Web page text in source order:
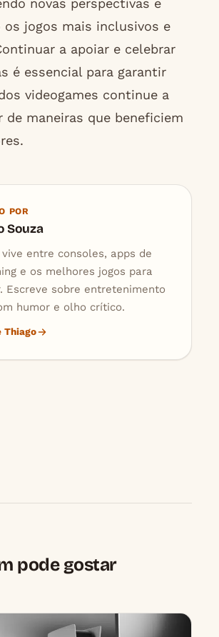
novas perspectivas e
os jogos mais inclusivos e
a apoiar e celebrar
é essencial para garantir
videogames continue a
de maneiras que beneficiem
POR
Souza
vive entre consoles, apps de
e os melhores jogos para
Escreve sobre entretenimento
humor e olho crítico.
Thiago
pode gostar